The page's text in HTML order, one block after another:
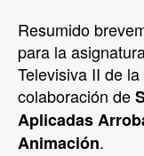
Resumido
para la
Televisiva II de
colaboración de
Aplicadas
Animación.